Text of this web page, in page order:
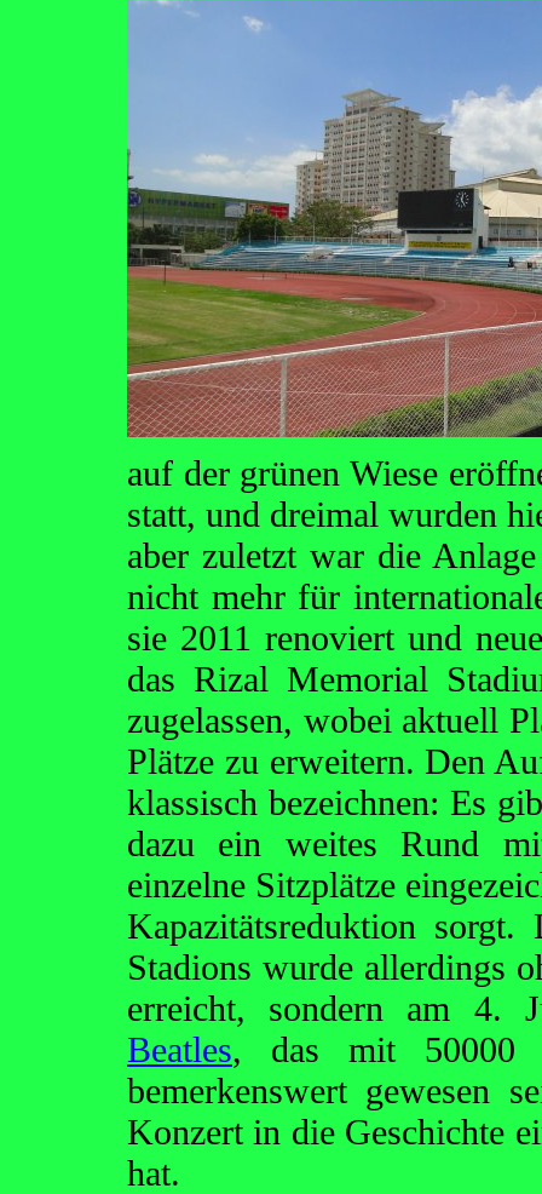
auf der grünen Wiese
statt, und dreimal wurden
aber zuletzt war die
nicht mehr für
sie 2011 renoviert und
das Rizal Memorial
zugelassen, wobei aktuell
Plätze zu erweitern. Den
klassisch bezeichnen: Es
dazu ein weites Rund
einzelne Sitzplätze
Kapazitätsreduktion sorgt.
Stadions wurde allerdings
erreicht, sondern am
Beatles, das mit 50000
bemerkenswert gewesen
Konzert in die Geschichte
hat.